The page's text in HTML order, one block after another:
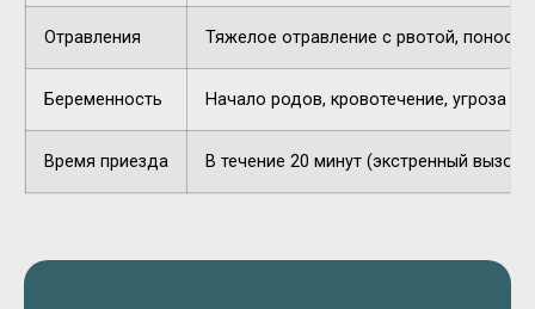
Отравления Тяжелое отравление с рвотой,
Беременность Начало родов, кровотечение, угроза
Время приезда В течение 20 минут (экстренный вызов).